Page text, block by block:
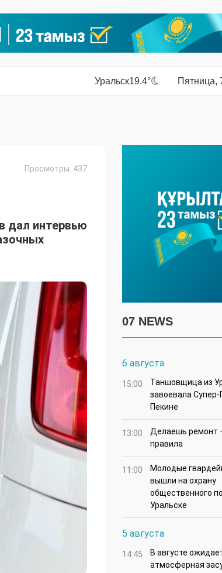
Уральск19.4° Пятница,
Просмотры: 437
дал интервью
07 NEWS
6 августа
15:00
Таншовщица из
завоевала Супер-
Пекине
13:00
Делаешь ремонт
правила
11:00
Молодые
вышли на охрану
общественного
Уральске
5 августа
14:45
В августе
атмосферная